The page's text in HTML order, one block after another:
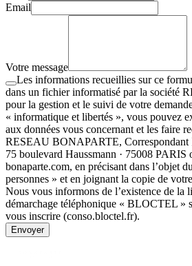
Email
Votre message
Les informations recueillies sur ce
dans un fichier informatisé par la société
pour la gestion et le suivi de votre
« informatique et libertés », vous pouvez
aux données vous concernant et les faire
RESEAU BONAPARTE, Correspondant
75 boulevard Haussmann · 75008 PARIS
bonaparte.com, en précisant dans l’objet
personnes » et en joignant la copie de
Nous vous informons de l’existence de la
démarchage téléphonique « BLOCTEL »
vous inscrire (conso.bloctel.fr).
Envoyer